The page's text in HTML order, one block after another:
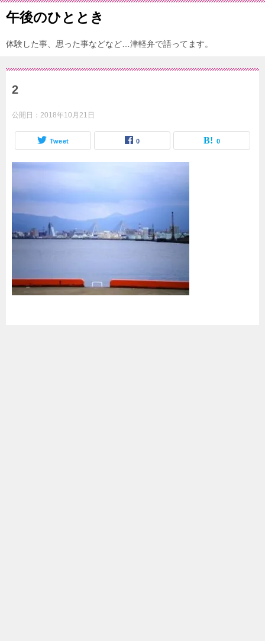
午後のひととき
体験した事、思った事などなど…津軽弁で語ってます。
2
公開日： 2018年10月21日
Tweet 0 0